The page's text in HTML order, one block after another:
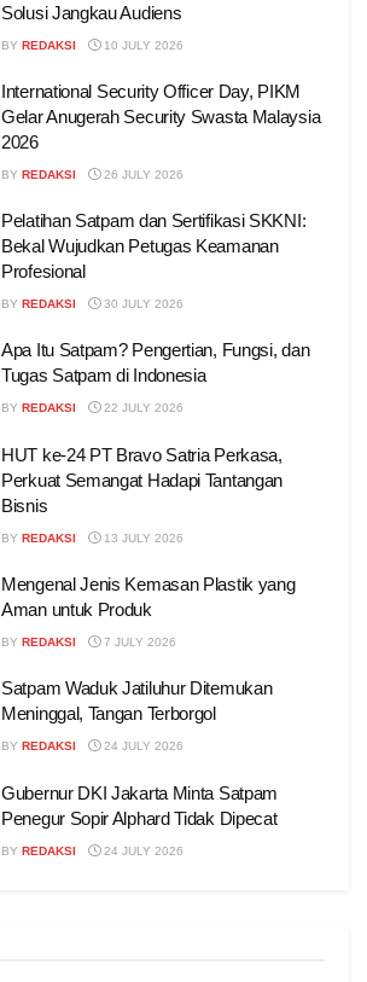
Solusi Jangkau Audiens
BY REDAKSI 10 JULY 2026
International Security Officer Day, PIKM
Gelar Anugerah Security Swasta Malaysia
2026
BY REDAKSI 26 JULY 2026
Pelatihan Satpam dan Sertifikasi SKKNI:
Bekal Wujudkan Petugas Keamanan
Profesional
BY REDAKSI 30 JULY 2026
Apa Itu Satpam? Pengertian, Fungsi, dan
Tugas Satpam di Indonesia
BY REDAKSI 22 JULY 2026
HUT ke-24 PT Bravo Satria Perkasa,
Perkuat Semangat Hadapi Tantangan
Bisnis
BY REDAKSI 13 JULY 2026
Mengenal Jenis Kemasan Plastik yang
Aman untuk Produk
BY REDAKSI 7 JULY 2026
Satpam Waduk Jatiluhur Ditemukan
Meninggal, Tangan Terborgol
BY REDAKSI 24 JULY 2026
Gubernur DKI Jakarta Minta Satpam
Penegur Sopir Alphard Tidak Dipecat
BY REDAKSI 24 JULY 2026